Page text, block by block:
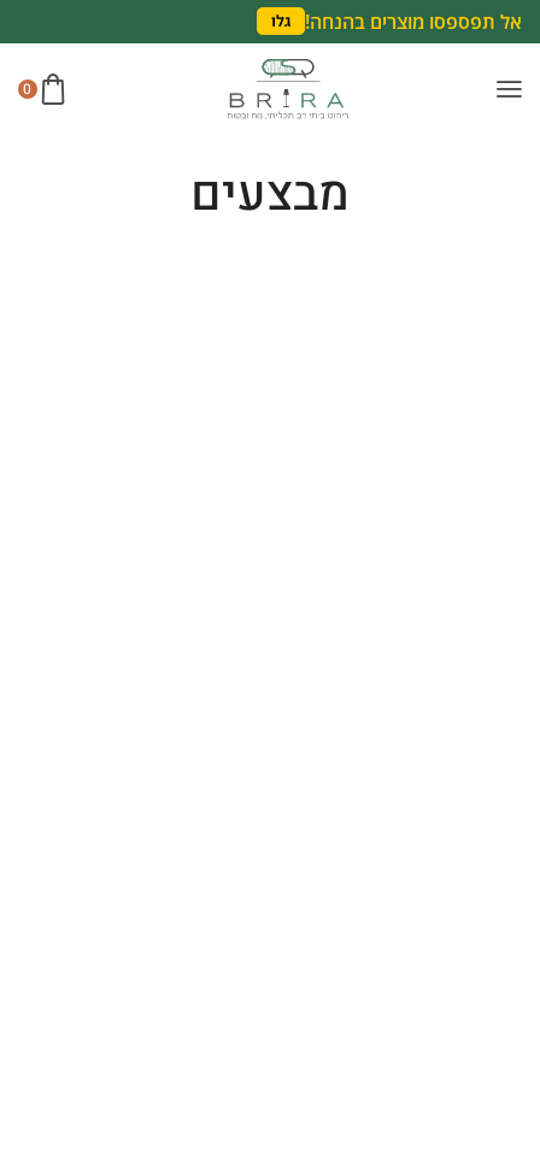
אל תפספסו מוצרים בהנחה! גלו
0
מבצעים